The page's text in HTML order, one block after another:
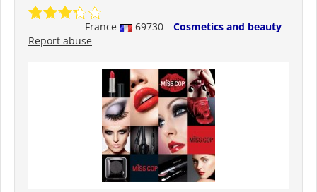
France 69730
Cosmetics and beauty
Report abuse